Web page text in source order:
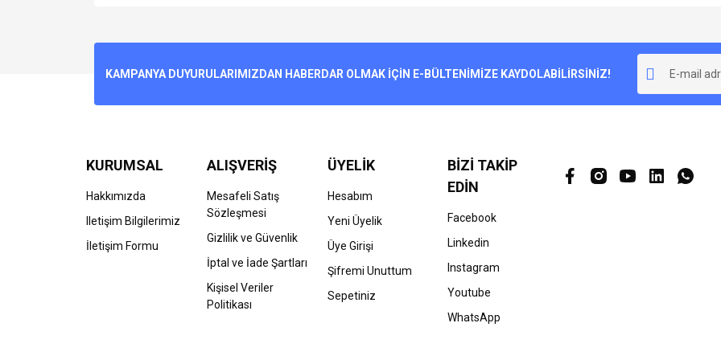
Ürün resmi kalitesiz, bozuk veya görüntülenemiyor.
Bu ürüne benzer farklı alternatifler olmalı.
KAMPANYA DUYURULARIMIZDAN HABERDAR OLMAK İÇİN E-BÜLTENİMİZE KAYDOLABİLİRSİNİZ!
KURUMSAL
Hakkımızda
Iletişim Bilgilerimiz
İletişim Formu
ALIŞVERİŞ
Mesafeli Satış
Sözleşmesi
Gizlilik ve Güvenlik
İptal ve İade Şartları
Kişisel Veriler
Politikası
ÜYELİK
Hesabım
Yeni Üyelik
Üye Girişi
Şifremi Unuttum
Sepetiniz
BİZİ TAKİP
EDİN
Facebook
Linkedin
Instagram
Youtube
WhatsApp